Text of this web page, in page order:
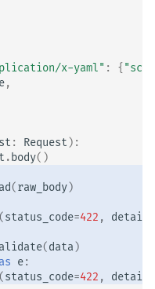
x-yaml" : {
,
: Request ):
. body()
(raw_body)
(status_code=422 , detail
(data )
as e:
(status_code=422 , detail